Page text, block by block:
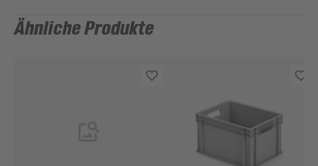
Ähnliche Produkte